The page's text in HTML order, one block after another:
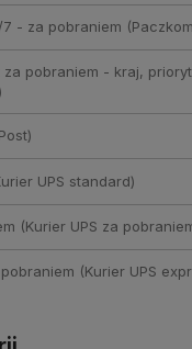
- za pobraniem
za pobraniem - kraj,
UPS standard)
(Kurier UPS za
(Kurier UPS